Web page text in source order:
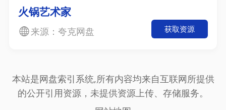
火锅艺术家
来源：夸克网盘 获取资源
本站是网盘索引系统,所有内容均来自互联网所提供
的公开引用资源，未提供资源上传、存储服务。